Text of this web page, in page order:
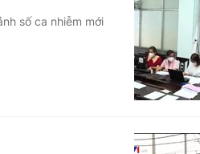
số ca nhiễm mới